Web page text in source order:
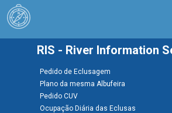
RIS - River Information
Pedido de Eclusagem
Plano da mesma Albufeira
Pedido CUV
Ocupação Diária das Eclusas